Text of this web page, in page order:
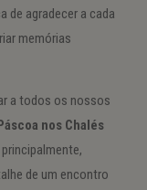
de agradecer a cada
memórias
a todos os nossos
Páscoa nos Chalés
de um encontro